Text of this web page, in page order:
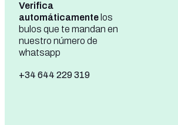
Verifica
automáticamente los
bulos que te mandan en
nuestro número de
whatsapp
+34 644 229 319